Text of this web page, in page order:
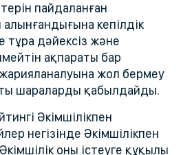
пайдаланған
кепілдік
тұра дәйексіз және
ақпараты бар
жол бермеу
шараларды қабылдайды.
Әкімшілікпен
негізінде Әкімшілікпен
оны істеуге құқылы